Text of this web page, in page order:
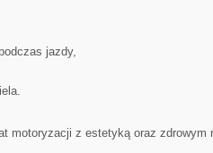
jazdy,
motoryzacji z estetyką oraz zdrowym